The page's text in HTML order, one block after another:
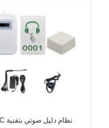
نظام دليل صوتي بتقنية NFC